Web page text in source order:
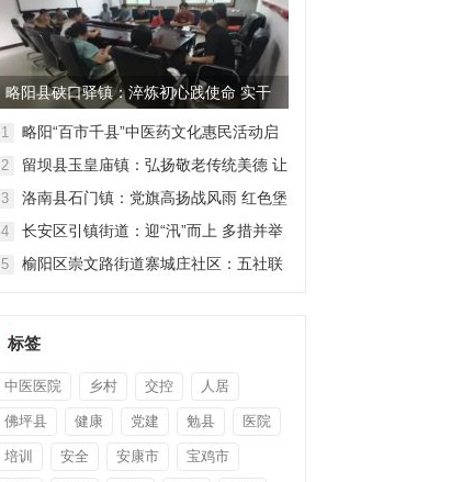
略阳县硖口驿镇：淬炼初心践使命 实干
担当显作为
1
略阳“百市千县”中医药文化惠民活动启
2
留坝县玉皇庙镇：弘扬敬老传统美德 让
3
洛南县石门镇：党旗高扬战风雨 红色堡
4
长安区引镇街道：迎“汛”而上 多措并举
5
榆阳区崇文路街道寨城庄社区：五社联
标签
中医医院 乡村 交控 人居
佛坪县 健康 党建 勉县 医院
培训 安全 安康市 宝鸡市